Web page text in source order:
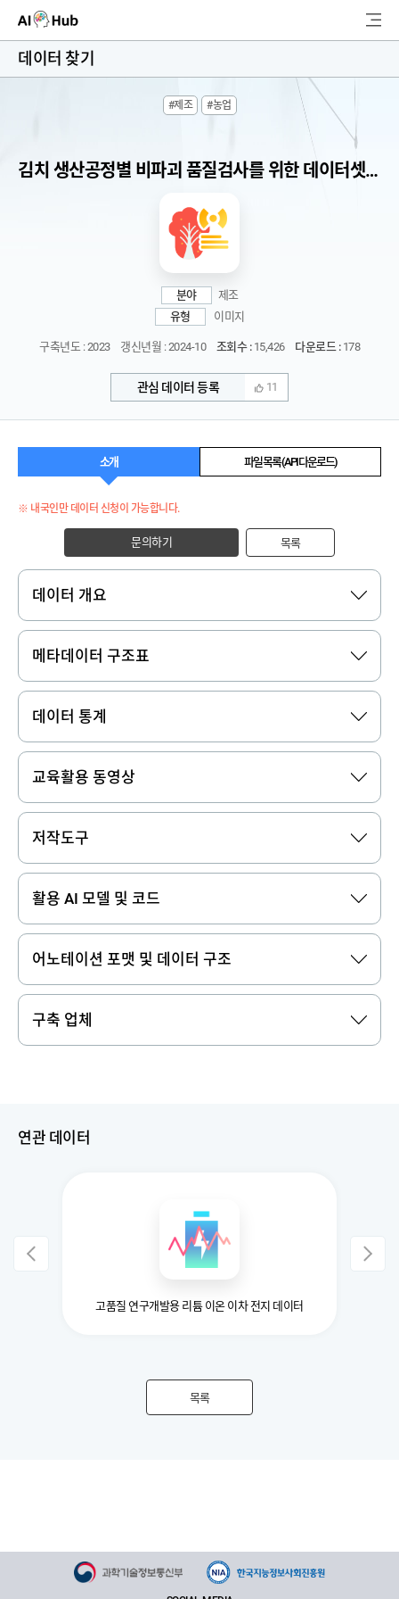
AI-Hub
AI 데이터찾기
AI 개발지원
색
데이터 찾기
#제조 #농업
김치 생산공정별 비파괴 품질검사를 위한 데이터셋 구축
분야
제조
유형
이미지
구축년도 : 2023 갱신년월 : 2024-10 조회수 :15,426 다운로드 :178
관심 데이터 등록 11
소개 파일 목록 (API 다운로드)
※ 내국인만 데이터 신청이 가능합니다.
문의하기 목록
데이터 개요
메타데이터 구조표
데이터 통계
교육활용 동영상
저작도구
활용 AI 모델 및 코드
어노테이션 포맷 및 데이터 구조
구축 업체
연관 데이터
고품질 연구개발용 리튬 이온 이차 전지 데이터
목록